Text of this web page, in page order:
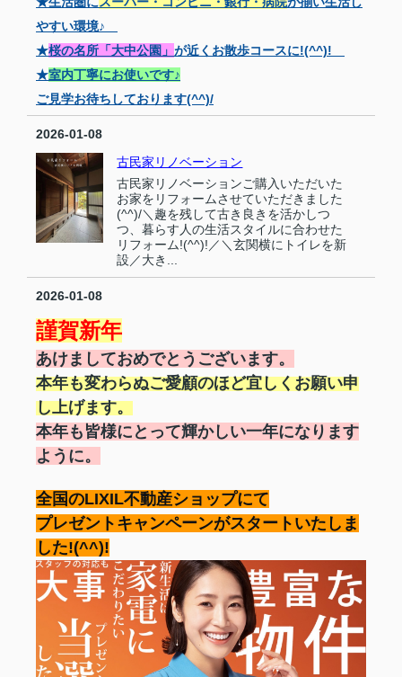
やすい環境♪
★桜の名所「大中公園」 が近くお散歩コースに!(^^)!
★室内丁寧にお使いです♪
ご見学お待ちしております(^^)/
2026-01-08
古民家リノベーション
古民家リノベーションご購入いただいた
お家をリフォームさせていただきました
(^^)/＼趣を残して古き良きを活かしつ
つ、暮らす人の生活スタイルに合わせた
リフォーム!(^^)!／＼玄関横にトイレを新
設／大き...
2026-01-08
謹賀新年
あけましておめでとうございます。
本年も変わらぬご愛顧のほど宜しくお願い申
し上げます。
本年も皆様にとって輝かしい一年になります
ように。
全国のLIXIL不動産ショップにて
プレゼントキャンペーンがスタートいたしま
した!(^^)!